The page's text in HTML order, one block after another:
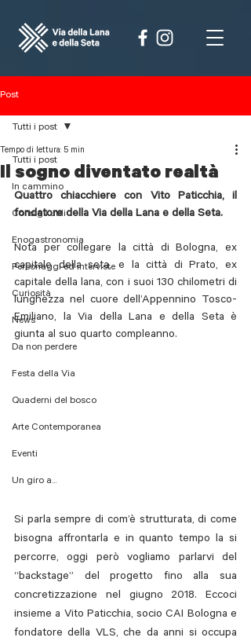
Post
Tutti i post
In cammino
Consigli utili
Enogastronomia
Personaggi ed interviste
Curiosità
News
Da non perdere
Festa della Via
Quaderni del bosco
Arte Contemporanea
Eventi
Un giro a...
Tutti i post
Il sogno diventato realtà
Tempo di lettura: 5 min
Quattro chiacchiere con Vito Paticchia, il
fondatore della Via della Lana e della Seta.
Nota per collegare la città di Bologna, ex
capitale della seta, e la città di Prato, ex
capitale della lana, con i suoi 130 chilometri di
lunghezza nel cuore dell’Appennino Tosco-
Emiliano, la Via della Lana e della Seta è
giunta al suo quarto compleanno.
Si parla sempre di com’è strutturata, di come
bisogna affrontarla e in quanto tempo la si
percorre, oggi però vogliamo parlarvi del
“backstage” del progetto fino alla sua
concretizzazione nel giugno 2018. Eccoci
insieme a Vito Paticchia, socio CAI Bologna e
fondatore della VLS, che da anni si occupa